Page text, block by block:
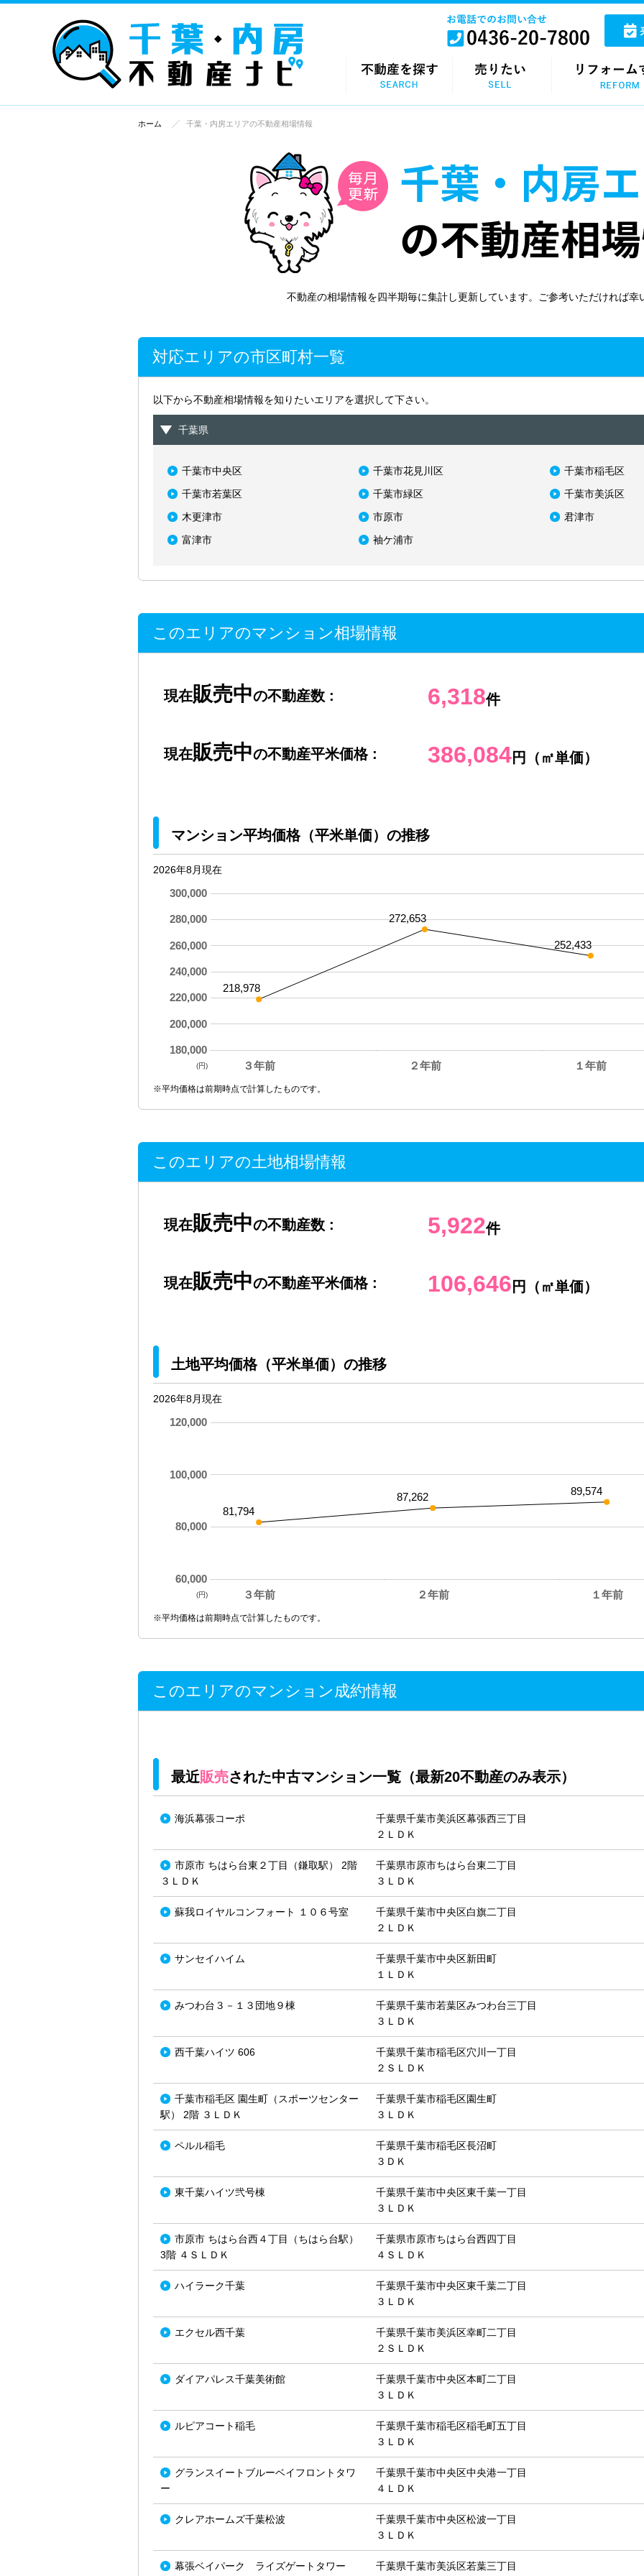
ホーム 千葉・内房エリアの不動産相場情報
不動産の相場情報を四半期毎に集計し更新しています。ご参考いただければ幸
対応エリアの市区町村一覧
以下から不動産相場情報を知りたいエリアを選択して下さい。
千葉県
千葉市中央区 千葉市花見川区
千葉市稲毛区
千葉市若葉区
千葉市緑区
千葉市美浜区
木更津市
市原市
君津市
富津市
袖ケ浦市
このエリアのマンション相場情報
現在販売中の不動産数 : 6,318件
現在販売中の不動産平米価格 : 386,084円（㎡単価）
マンション平均価格（平米単価）の推移
2026年8月現在
３年前 ２年前 １年前
180,000
200,000
220,000
240,000
260,000
280,000
300,000
218,978
272,653
252,433
(円)
※平均価格は前期時点で計算したものです。
このエリアの土地相場情報
現在販売中の不動産数 : 5,922件
現在販売中の不動産平米価格 : 106,646 円（㎡単価）
土地平均価格（平米単価）の推移
2026年8月現在
３年前 ２年前 １年前
60,000
80,000
100,000
120,000
81,794
87,262 89,574
(円)
※平均価格は前期時点で計算したものです。
このエリアのマンション成約情報
最近販売された中古マンション一覧（最新20不動産のみ表示）
海浜幕張コーポ
千葉県千葉市美浜区幕張西三丁目
２ＬＤＫ
市原市 ちはら台東２丁目（鎌取駅） 2階
３ＬＤＫ
千葉県市原市ちはら台東二丁目
３ＬＤＫ
蘇我ロイヤルコンフォート １０６号室
千葉県千葉市中央区白旗二丁目
２ＬＤＫ
サンセイハイム
千葉県千葉市中央区新田町
１ＬＤＫ
みつわ台３－１３団地９棟
千葉県千葉市若葉区みつわ台三丁目
３ＬＤＫ
西千葉ハイツ 606
千葉県千葉市稲毛区穴川一丁目
２ＳＬＤＫ
千葉市稲毛区 園生町（スポーツセンター
駅） 2階 ３ＬＤＫ
千葉県千葉市稲毛区園生町
３ＬＤＫ
ペルル稲毛
千葉県千葉市稲毛区長沼町
３ＤＫ
東千葉ハイツ弐号棟
千葉県千葉市中央区東千葉一丁目
３ＬＤＫ
市原市 ちはら台西４丁目（ちはら台駅）
3階 ４ＳＬＤＫ
千葉県市原市ちはら台西四丁目
４ＳＬＤＫ
ハイラーク千葉
千葉県千葉市中央区東千葉二丁目
３ＬＤＫ
エクセル西千葉
千葉県千葉市美浜区幸町二丁目
２ＳＬＤＫ
ダイアパレス千葉美術館
千葉県千葉市中央区本町二丁目
３ＬＤＫ
ルピアコート稲毛
千葉県千葉市稲毛区稲毛町五丁目
３ＬＤＫ
グランスイートブルーベイフロントタワ
ー
千葉県千葉市中央区中央港一丁目
４ＬＤＫ
クレアホームズ千葉松波
千葉県千葉市中央区松波一丁目
３ＬＤＫ
幕張ベイパーク ライズゲートタワー 千葉県千葉市美浜区若葉三丁目